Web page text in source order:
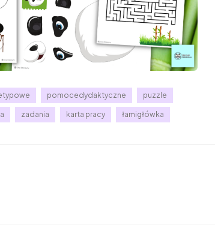
pomocedydaktyczne puzzle
zadania karta pracy łamigłówka